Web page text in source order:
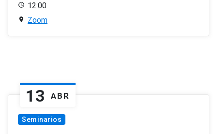
12:00
Zoom
13 ABR
Seminarios